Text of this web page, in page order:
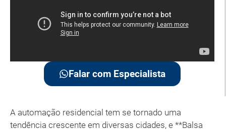
Falar com Especialista
A automação residencial tem se tornado uma
tendência crescente em diversas cidades, e **Balsa